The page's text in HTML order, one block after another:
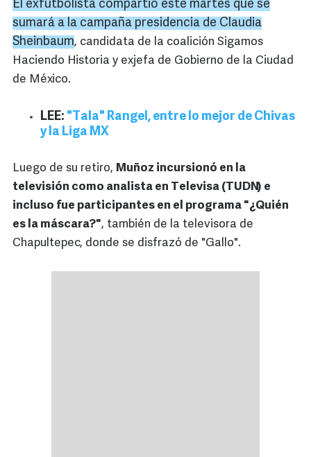
El exfutbolista compartió este martes que se
sumará a la campaña presidencia de Claudia
Sheinbaum, candidata de la coalición Sigamos
Haciendo Historia y exjefa de Gobierno de la Ciudad
de México.
LEE: "Tala" Rangel, entre lo mejor de Chivas
y la Liga MX
Luego de su retiro, Muñoz incursionó en la
televisión como analista en Televisa (TUDN) e
incluso fue participantes en el programa "¿Quién
es la máscara?", también de la televisora de
Chapultepec, donde se disfrazó de "Gallo".